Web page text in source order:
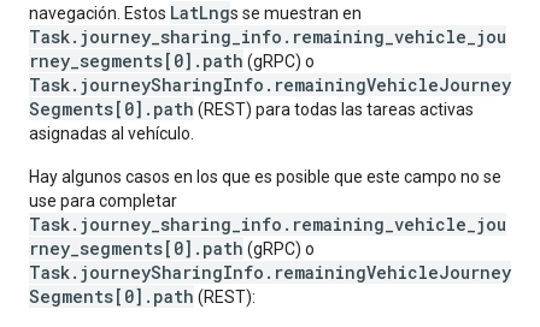
navegación. Estos LatLngs se muestran en
Task.journey_sharing_info.remaining_vehicle_jou
rney_segments[0].path (gRPC) o
Task.journeySharingInfo.remainingVehicleJourney
Segments[0].path (REST) para todas las tareas activas
asignadas al vehículo.
Hay algunos casos en los que es posible que este campo no se
use para completar
Task.journey_sharing_info.remaining_vehicle_jou
rney_segments[0].path (gRPC) o
Task.journeySharingInfo.remainingVehicleJourney
Segments[0].path (REST):